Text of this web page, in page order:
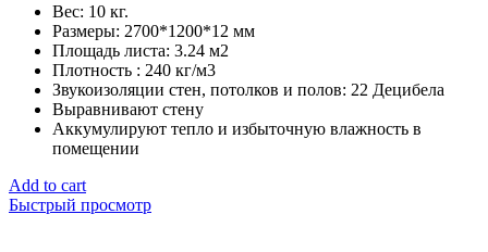
Вес: 10 кг.
Размеры: 2700*1200*12 мм
Площадь листа: 3.24 м2
Плотность : 240 кг/м3
Звукоизоляции стен, потолков и полов: 22 Децибела
Выравнивают стену
Аккумулируют тепло и избыточную влажность в
помещении
Add to cart
Быстрый просмотр